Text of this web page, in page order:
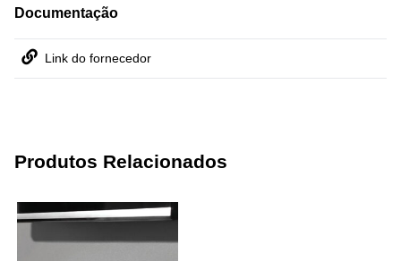
Documentação
Link do fornecedor
Produtos Relacionados